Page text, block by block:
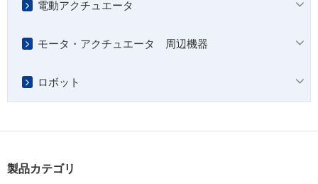
電動アクチュエータ
モータ・アクチュエータ 周辺機器
ロボット
製品カテゴリ